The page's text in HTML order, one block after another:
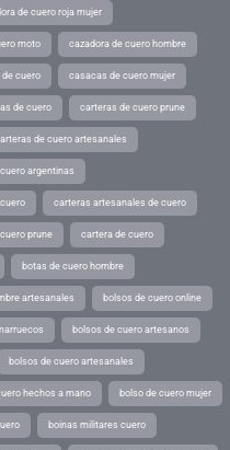
de cuero roja mujer
moto cazadora de cuero hombre
cuero casacas de cuero mujer
de cuero carteras de cuero prune
de cuero artesanales
argentinas
carteras artesanales de cuero
prune cartera de cuero
botas de cuero hombre
artesanales bolsos de cuero online
bolsos de cuero artesanos
bolsos de cuero artesanales
hechos a mano bolso de cuero mujer
boinas militares cuero